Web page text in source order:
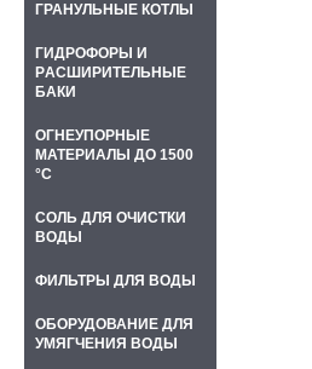
ГРАНУЛЬНЫЕ КОТЛЫ
ГИДРОФОРЫ И
PАСШИРИТЕЛЬНЫЕ
БАКИ
ОГНЕУПОРНЫЕ
МАТЕРИАЛЫ ДО 1500
°C
СОЛЬ ДЛЯ ОЧИСТКИ
ВОДЫ
ФИЛЬТРЫ ДЛЯ ВОДЫ
ОБОРУДОВАНИЕ ДЛЯ
УМЯГЧЕНИЯ ВОДЫ